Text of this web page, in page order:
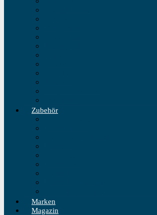
Zubehör
Marken
Magazin